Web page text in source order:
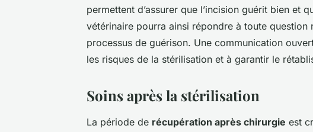
permettent d’assurer que l’incision guérit bien et
vétérinaire pourra ainsi répondre à toute
processus de guérison. Une communication
les risques de la stérilisation et à garantir le
Soins après la stérilisation
La période de récupération après chirurgie est